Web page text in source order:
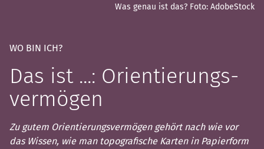
Was genau ist das? Foto: AdobeStock
WO BIN ICH?
Das ist ...: Orientierungs­
vermögen
Zu gutem Orientierungsvermögen gehört nach wie vor
das Wissen, wie man topografische Karten in Papierform